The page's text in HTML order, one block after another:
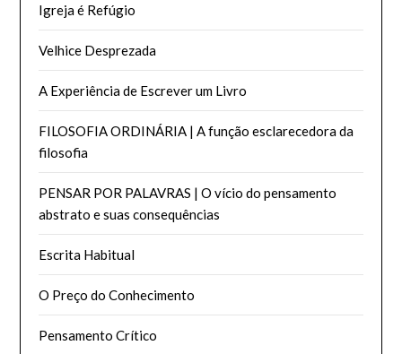
Igreja é Refúgio
Velhice Desprezada
A Experiência de Escrever um Livro
FILOSOFIA ORDINÁRIA | A função esclarecedora da
filosofia
PENSAR POR PALAVRAS | O vício do pensamento
abstrato e suas consequências
Escrita Habitual
O Preço do Conhecimento
Pensamento Crítico